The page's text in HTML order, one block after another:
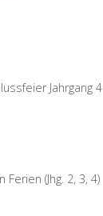
Jahrgang 4
(Jhg. 2, 3, 4)